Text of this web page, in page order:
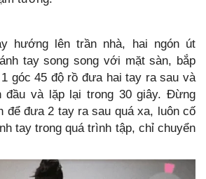
hướng lên trần nhà, hai ngón út
tay song song với mặt sàn, bắp
góc 45 độ rồ đưa hai tay ra sau và
và lặp lại trong 30 giây. Đừng
để đưa 2 tay ra sau quá xa, luôn cố
tay trong quá trình tập, chỉ chuyển